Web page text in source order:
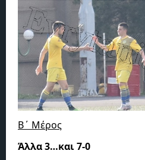
Β΄ Μέρος
Άλλα 3…και 7-0